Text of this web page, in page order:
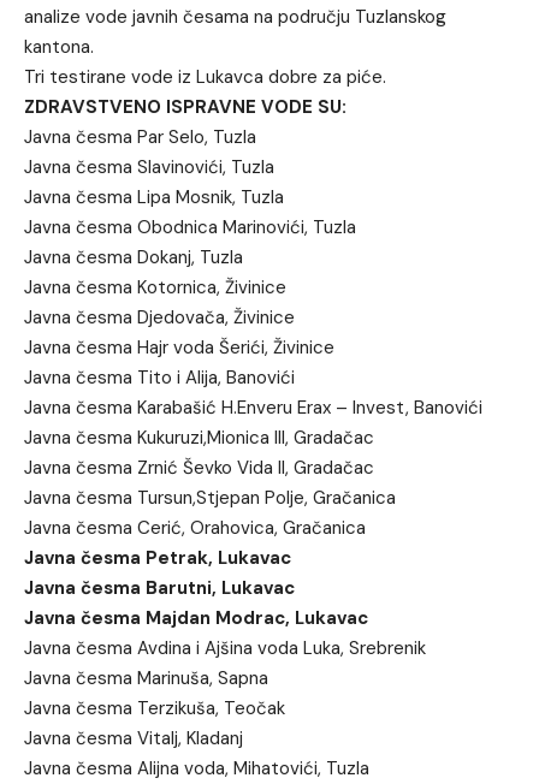
analize vode javnih česama na području Tuzlanskog
kantona.
Tri testirane vode iz Lukavca dobre za piće.
ZDRAVSTVENO ISPRAVNE VODE SU:
Javna česma Par Selo, Tuzla
Javna česma Slavinovići, Tuzla
Javna česma Lipa Mosnik, Tuzla
Javna česma Obodnica Marinovići, Tuzla
Javna česma Dokanj, Tuzla
Javna česma Kotornica, Živinice
Javna česma Djedovača, Živinice
Javna česma Hajr voda Šerići, Živinice
Javna česma Tito i Alija, Banovići
Javna česma Karabašić H.Enveru Erax – Invest, Banovići
Javna česma Kukuruzi,Mionica III, Gradačac
Javna česma Zrnić Ševko Vida II, Gradačac
Javna česma Tursun,Stjepan Polje, Gračanica
Javna česma Cerić, Orahovica, Gračanica
Javna česma Petrak, Lukavac
Javna česma Barutni, Lukavac
Javna česma Majdan Modrac, Lukavac
Javna česma Avdina i Ajšina voda Luka, Srebrenik
Javna česma Marinuša, Sapna
Javna česma Terzikuša, Teočak
Javna česma Vitalj, Kladanj
Javna česma Alijna voda, Mihatovići, Tuzla